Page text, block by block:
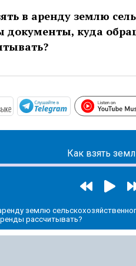
в аренду землю
куда
https://music.yandex.com/
https://t.me/
Как взять
землю
рассчитывать?